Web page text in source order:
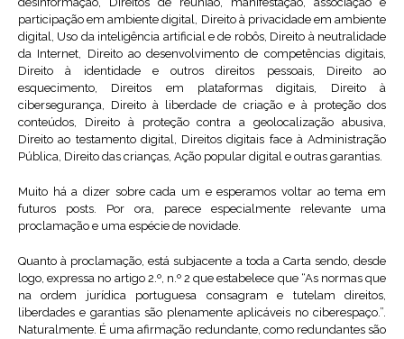
participação em ambiente digital, Direito à privacidade em ambiente
digital, Uso da inteligência artificial e de robôs, Direito à neutralidade
da Internet, Direito ao desenvolvimento de competências digitais,
Direito à identidade e outros direitos pessoais, Direito ao
esquecimento, Direitos em plataformas digitais, Direito à
cibersegurança, Direito à liberdade de criação e à proteção dos
conteúdos, Direito à proteção contra a geolocalização abusiva,
Direito ao testamento digital, Direitos digitais face à Administração
Pública, Direito das crianças, Ação popular digital e outras garantias.
Muito há a dizer sobre cada um e esperamos voltar ao tema em
futuros posts. Por ora, parece especialmente relevante uma
proclamação e uma espécie de novidade.
Quanto à proclamação, está subjacente a toda a Carta sendo, desde
logo, expressa no artigo 2.º, n.º 2 que estabelece que “As normas que
na ordem jurídica portuguesa consagram e tutelam direitos,
liberdades e garantias são plenamente aplicáveis no ciberespaço.”.
Naturalmente. É uma afirmação redundante, como redundantes são